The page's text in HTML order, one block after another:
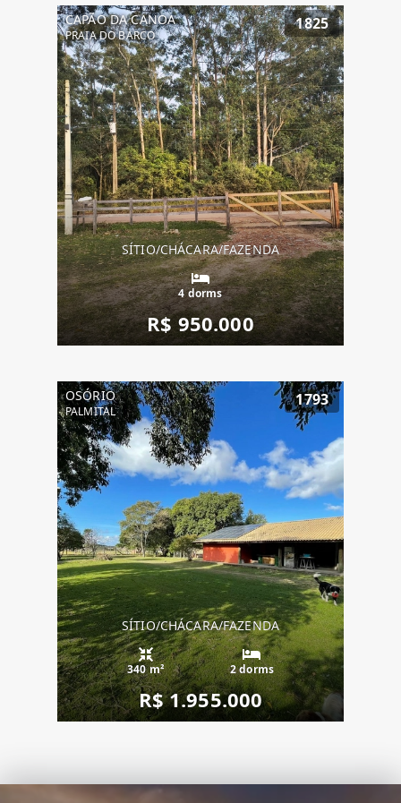
CAPÃO DA CANOA
PRAIA DO BARCO
1825
SÍTIO/CHÁCARA/FAZENDA
4 dorms
R$ 950.000
OSÓRIO
PALMITAL
1793
SÍTIO/CHÁCARA/FAZENDA
340 m² 2 dorms
R$ 1.955.000